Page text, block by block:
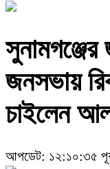
সুনামগঞ্জের
জনসভায়
চাইলেন
আপডেট: ১২:১০:৩৫